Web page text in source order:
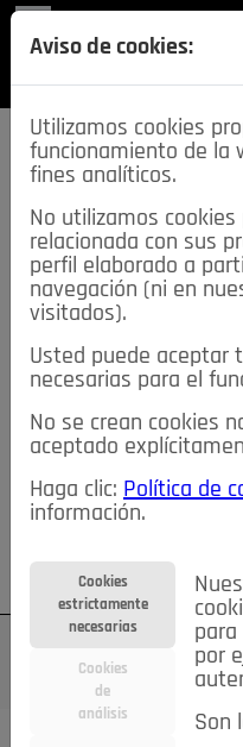
SECCIONES
≡NOTICIAS
NOTICIAS
TABLÓN DE ANUNCIOS
NOSOTROS
Su cuenta Regístrese
Aviso de cookies:
Utilizamos cookies
funcionamiento de la
fines analíticos.
No utilizamos
relacionada con sus
perfil elaborado a
navegación (ni en
visitados).
Usted puede aceptar
necesarias para el
No se crean cookies
aceptado
Haga clic: Política de
información.
Cookies
estrictamente
necesarias
Cookies
de
análisis
para
por
Son